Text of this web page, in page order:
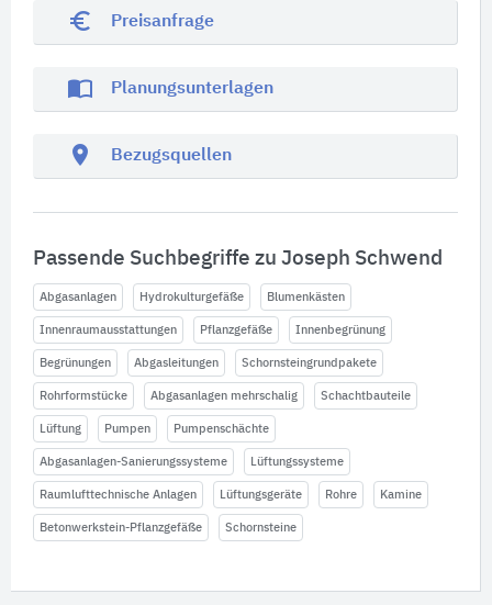
euro_symbol Preisanfrage
import_contacts Planungsunterlagen
location_on Bezugsquellen
Passende Suchbegriffe zu Joseph Schwend
Abgasanlagen Hydrokulturgefäße Blumenkästen
Innenraumausstattungen Pflanzgefäße Innenbegrünung
Begrünungen Abgasleitungen Schornsteingrundpakete
Rohrformstücke Abgasanlagen mehrschalig Schachtbauteile
Lüftung Pumpen Pumpenschächte
Abgasanlagen-Sanierungssysteme Lüftungssysteme
Raumlufttechnische Anlagen Lüftungsgeräte Rohre Kamine
Betonwerkstein-Pflanzgefäße Schornsteine